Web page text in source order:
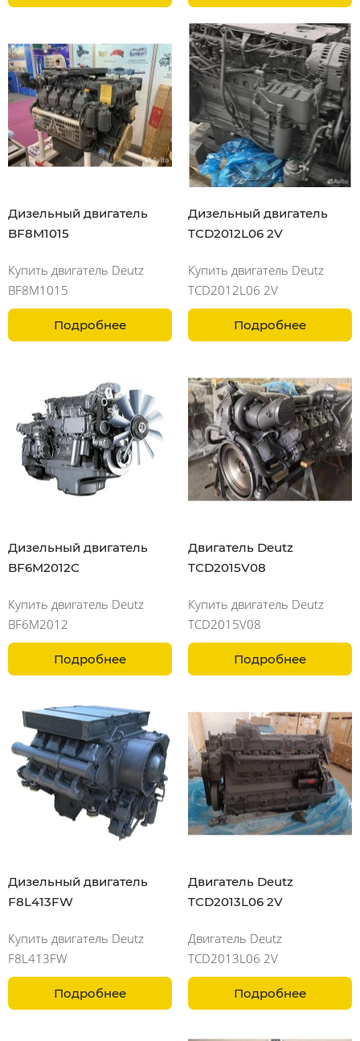
Дизельный двигатель
BF8M1015
Купить двигатель Deutz
BF8M1015
Подробнее
Дизельный двигатель
TCD2012L06 2V
Купить двигатель Deutz
TCD2012L06 2V
Подробнее
Дизельный двигатель
BF6M2012C
Купить двигатель Deutz
BF6M2012
Подробнее
Двигатель Deutz
TCD2015V08
Купить двигатель Deutz
TCD2015V08
Подробнее
Дизельный двигатель
F8L413FW
Купить двигатель Deutz
F8L413FW
Подробнее
Двигатель Deutz
TCD2013L06 2V
Двигатель Deutz
TCD2013L06 2V
Подробнее